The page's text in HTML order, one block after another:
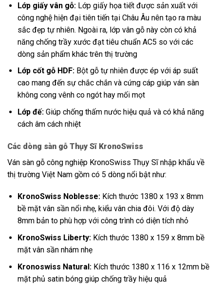
Lớp giấy vân gỗ:Lớp giấy họa tiết được sản xuất với
công nghệ hiện đại tiên tiến tại Châu Âu nên tạo ra màu
sắc đẹp tự nhiên. Ngoài ra, lớp vân gỗ này còn có khả
năng chống trầy xước đạt tiêu chuẩn AC5 so với các
dòng sản phẩm khác trên thị trường
Lớp cốt gỗ HDF:Bột gỗ tự nhiên được ép với áp suất
cao mang đến sự chắc chắn và cứng cáp giúp ván sàn
không cong vênh co ngót hay mối mọt
Lớp đế:Giúp chống thấm nước hiệu quả và có khả năng
cách âm cách nhiệt
Các dòng sàn gỗ Thụy Sĩ KronoSwiss
Ván sàn gỗ công nghiệp KronoSwiss Thụy Sĩ nhập khẩu về
thị trường Việt Nam gồm có 5 dòng nổi bật như:
KronoSwiss Noblesse:Kích thước 1380 x 193 x 8mm
bề mặt vân sần nổi nhẹ, kiểu vân chia đôi. Với độ dày
8mm bản to phù hợp với công trình có diện tích nhỏ
KronoSwiss Liberty:Kích thước 1380 x 159 x 8mm bề
mặt vân sần nhám nhẹ
Kronoswiss Natural:Kích thước 1380 x 116 x 12mm bề
mặt phủ satin bóng giúp chống trầy hiệu quả